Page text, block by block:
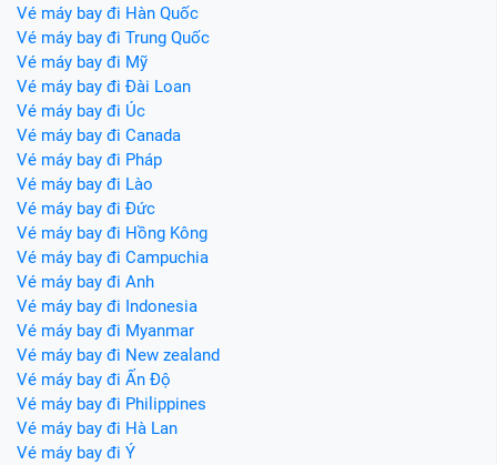
Vé máy bay đi Hàn Quốc
Vé máy bay đi Trung Quốc
Vé máy bay đi Mỹ
Vé máy bay đi Đài Loan
Vé máy bay đi Úc
Vé máy bay đi Canada
Vé máy bay đi Pháp
Vé máy bay đi Lào
Vé máy bay đi Đức
Vé máy bay đi Hồng Kông
Vé máy bay đi Campuchia
Vé máy bay đi Anh
Vé máy bay đi Indonesia
Vé máy bay đi Myanmar
Vé máy bay đi New zealand
Vé máy bay đi Ấn Độ
Vé máy bay đi Philippines
Vé máy bay đi Hà Lan
Vé máy bay đi Ý